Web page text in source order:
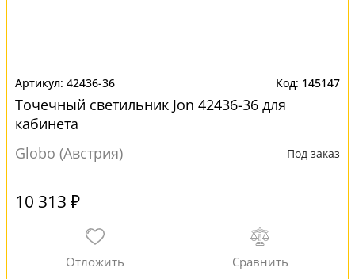
42436-36 145147
Точечный светильник Jon 42436-36 для
кабинета
Globo (Австрия)
Под заказ
10 313 ₽